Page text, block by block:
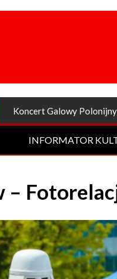
Plenerowa odsłona
INFORMATOR
–